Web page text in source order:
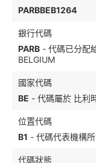
PARBBEB1264
銀行代碼
PARB - 代碼已分配
BELGIUM
國家代碼
BE - 代碼屬於 比利
位置代碼
B1 - 代碼代表機構
代碼狀態